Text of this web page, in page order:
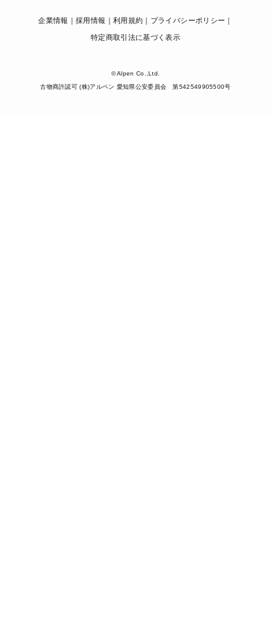
企業情報 採用情報 利用規約
プライバシーポリシー
特定商取引法に基づく表示
© Alpen Co.,Ltd.
古物商許認可 (株)アルペン 愛知県公安委員会 第542549905500号